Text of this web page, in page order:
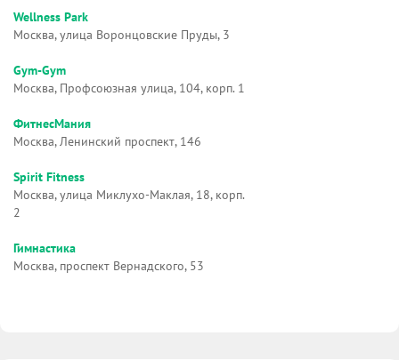
Wellness Park
Москва, улица Воронцовские Пруды, 3
Gym-Gym
Москва, Профсоюзная улица, 104, корп. 1
ФитнесМания
Москва, Ленинский проспект, 146
Spirit Fitness
Москва, улица Миклухо-Маклая, 18, корп.
2
Гимнастика
Москва, проспект Вернадского, 53